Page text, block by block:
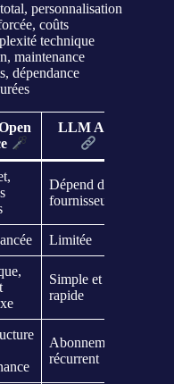
personnalisation
coûts
technique
maintenance
dépendance
LLM API
Dépend du
fournisseur
Limitée
Simple et
rapide
Abonnement
récurrent